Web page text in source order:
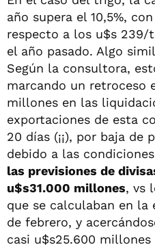
año supera el 10,5%,
respecto a los u$s 239/
el año pasado. Algo
Según la consultora,
marcando un retroceso
millones en las
exportaciones de esta
20 días (¡¡), por baja de
debido a las
las previsiones de
u$s31.000 millones, vs
que se calculaban en la
de febrero, y
casi u$s25.600